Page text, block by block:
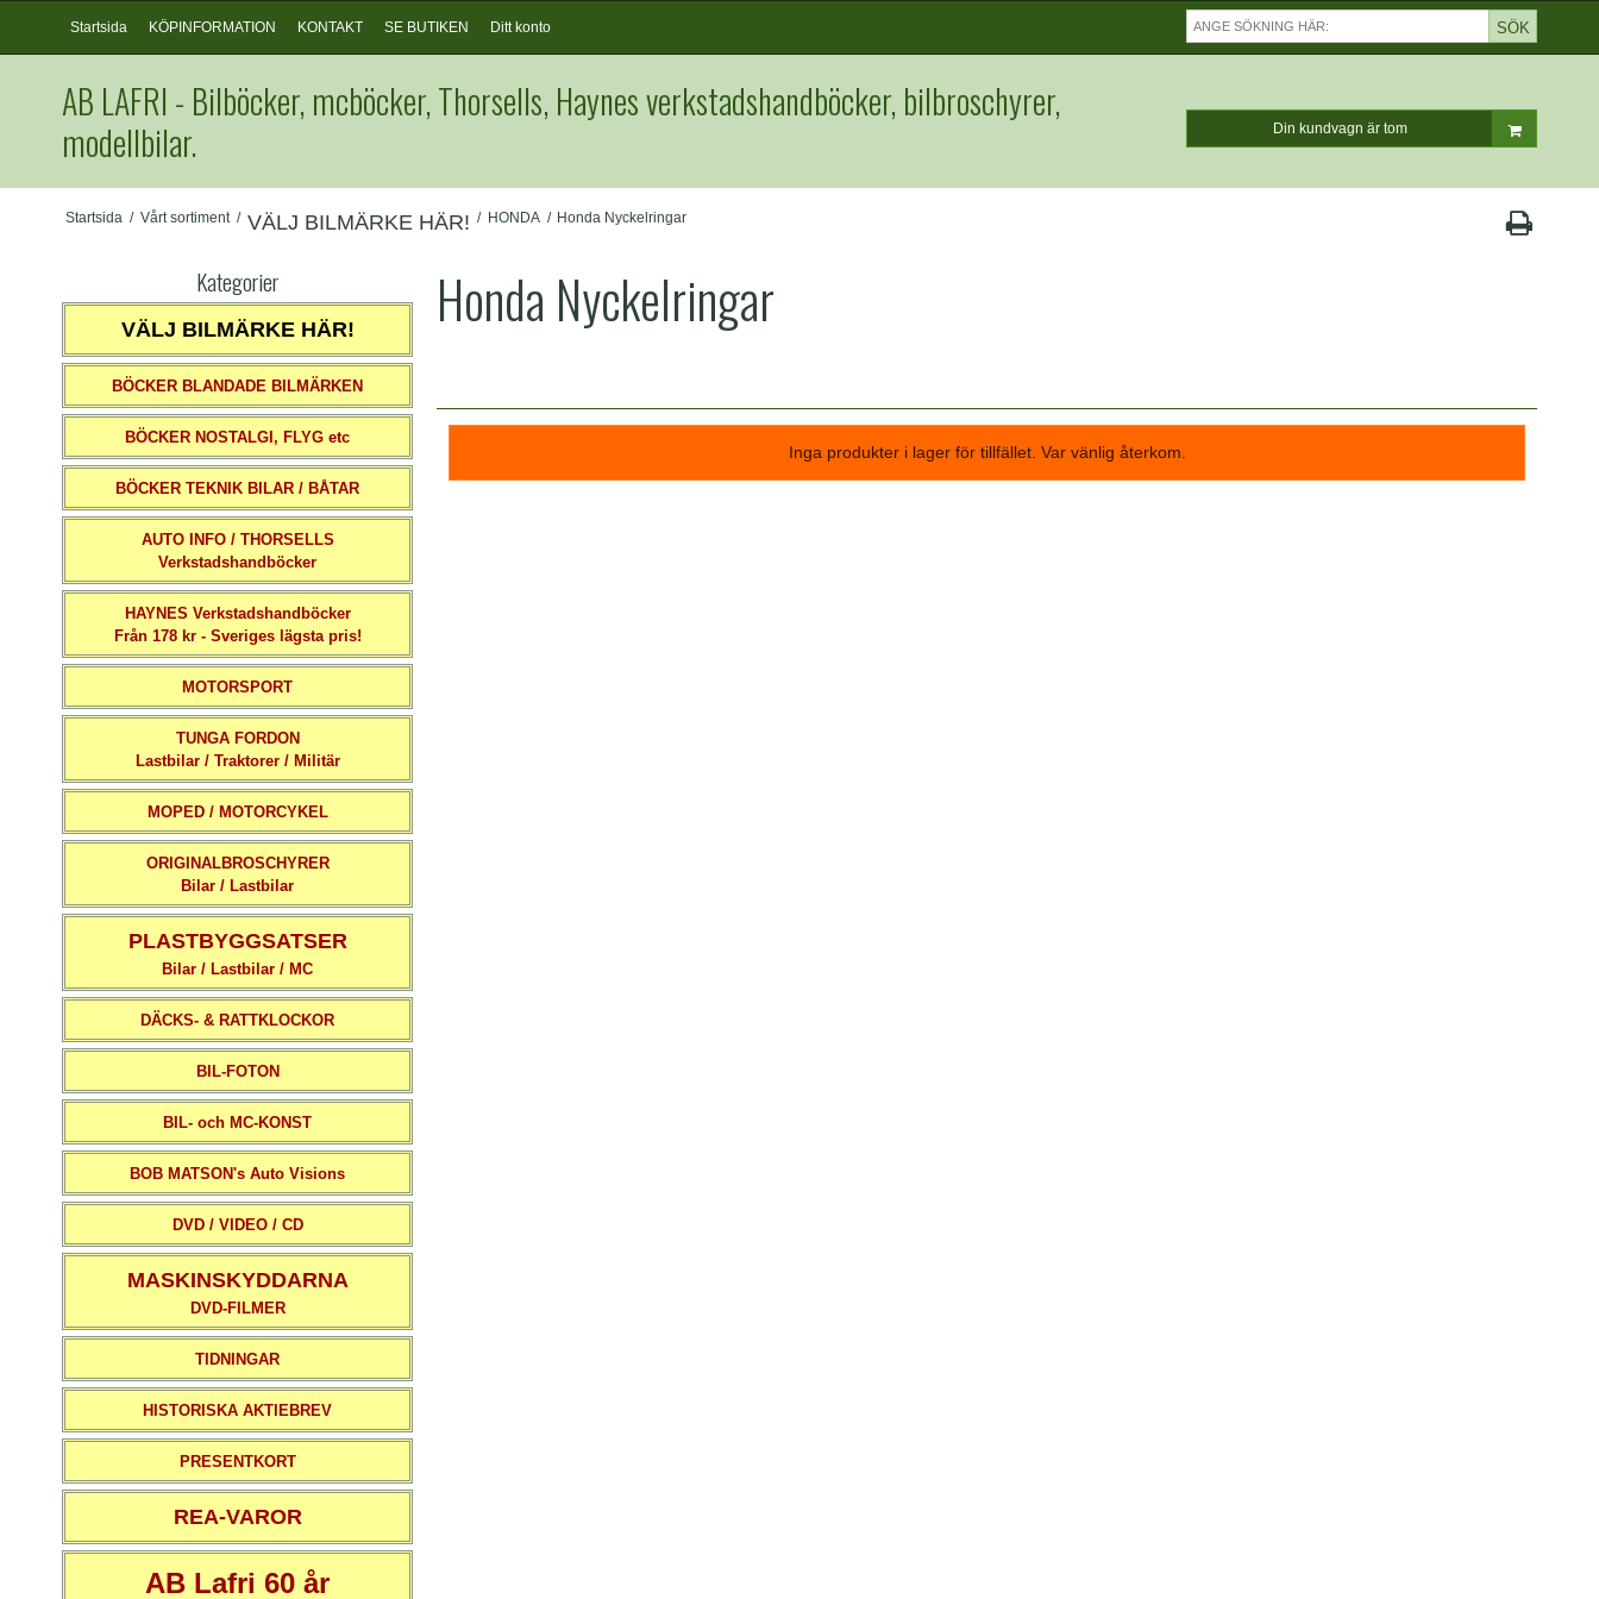
Startsida KÖPINFORMATION KONTAKT SE BUTIKEN Ditt konto SÖK
AB LAFRI - Bilböcker, mcböcker, Thorsells, Haynes verkstadshandböcker, bilbroschyrer,
modellbilar.
Din kundvagn är tom
Startsida / Vårt sortiment / VÄLJ BILMÄRKE HÄR! / HONDA / Honda Nyckelringar
Kategorier
VÄLJ BILMÄRKE HÄR!
BÖCKER BLANDADE BILMÄRKEN
BÖCKER NOSTALGI, FLYG etc
BÖCKER TEKNIK BILAR / BÅTAR
AUTO INFO / THORSELLS
Verkstadshandböcker
HAYNES Verkstadshandböcker
Från 178 kr - Sveriges lägsta pris!
MOTORSPORT
TUNGA FORDON
Lastbilar / Traktorer / Militär
MOPED / MOTORCYKEL
ORIGINALBROSCHYRER
Bilar / Lastbilar
PLASTBYGGSATSER
Bilar / Lastbilar / MC
DÄCKS- & RATTKLOCKOR
BIL-FOTON
BIL- och MC-KONST
BOB MATSON's Auto Visions
DVD / VIDEO / CD
MASKINSKYDDARNA
DVD-FILMER
TIDNINGAR
HISTORISKA AKTIEBREV
PRESENTKORT
REA-VAROR
AB Lafri 60 år
Honda Nyckelringar
Inga produkter i lager för tillfället. Var vänlig återkom.